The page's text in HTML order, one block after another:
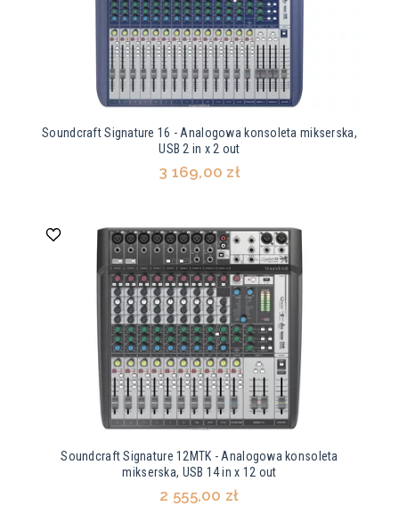
Soundcraft Signature 16 - Analogowa konsoleta mikserska,
USB 2 in x 2 out
3 169,00 zł
Soundcraft Signature 12MTK - Analogowa konsoleta
mikserska, USB 14 in x 12 out
2 555,00 zł